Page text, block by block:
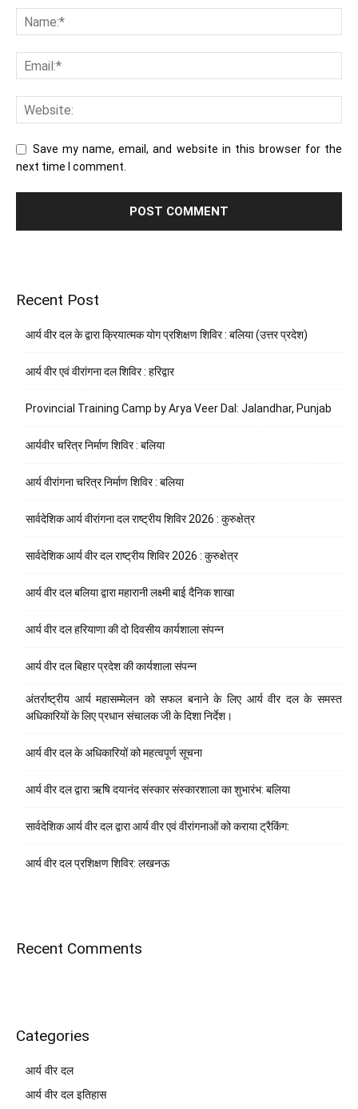
Save my name, email, and website in this browser for the
next time I comment.
Recent Post
आर्य वीर दल के द्वारा क्रियात्मक योग प्रशिक्षण शिविर : बलिया (उत्तर प्रदेश)
आर्य वीर एवं वीरांगना दल शिविर : हरिद्वार
Provincial Training Camp by Arya Veer Dal: Jalandhar, Punjab
आर्यवीर चरित्र निर्माण शिविर : बलिया
आर्य वीरांगना चरित्र निर्माण शिविर : बलिया
सार्वदेशिक आर्य वीरांगना दल राष्ट्रीय शिविर 2026 : कुरुक्षेत्र
सार्वदेशिक आर्य वीर दल राष्ट्रीय शिविर 2026 : कुरुक्षेत्र
आर्य वीर दल बलिया द्वारा महारानी लक्ष्मी बाई दैनिक शाखा
आर्य वीर दल हरियाणा की दो दिवसीय कार्यशाला संपन्न
आर्य वीर दल बिहार प्रदेश की कार्यशाला संपन्न
अंतर्राष्ट्रीय आर्य महासम्मेलन को सफल बनाने के लिए आर्य वीर दल के समस्त
अधिकारियों के लिए प्रधान संचालक जी के दिशा निर्देश।
आर्य वीर दल के अधिकारियों को महत्वपूर्ण सूचना
आर्य वीर दल द्वारा ऋषि दयानंद संस्कार संस्कारशाला का शुभारंभ: बलिया
सार्वदेशिक आर्य वीर दल द्वारा आर्य वीर एवं वीरांगनाओं को कराया ट्रैकिंग:
आर्य वीर दल प्रशिक्षण शिविर: लखनऊ
Recent Comments
Categories
आर्य वीर दल
आर्य वीर दल इतिहास